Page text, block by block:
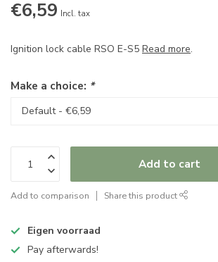
€6,59 Incl. tax
Ignition lock cable RSO E-S5 Read more.
Make a choice: *
Add to cart
Add to comparison Share this product
Eigen voorraad
Pay afterwards!